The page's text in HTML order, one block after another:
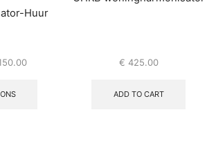
Huur
€ 425.00
ADD TO CART